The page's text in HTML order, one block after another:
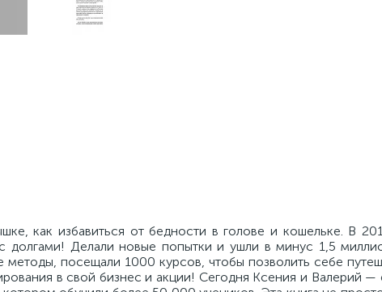
как избавиться от бедности в голове и кошельке. В
Делали новые попытки и ушли в минус 1,5
посещали 1000 курсов, чтобы позволить себе
в свой бизнес и акции! Сегодня Ксения и Валерий —